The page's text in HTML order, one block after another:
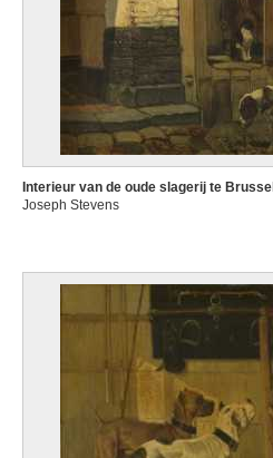
Interieur van de oude slagerij te Brussel
Joseph Stevens